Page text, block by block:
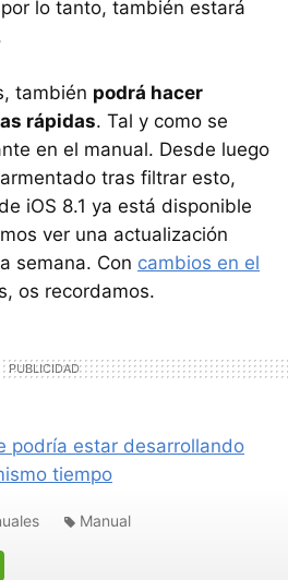
lo tanto, también estará
también podrá hacer
rápidas. Tal y como se
en el manual. Desde luego
tras filtrar esto,
iOS 8.1 ya está disponible
ver una actualización
semana. Con cambios en el
os recordamos.
podría estar desarrollando
tiempo
Manual